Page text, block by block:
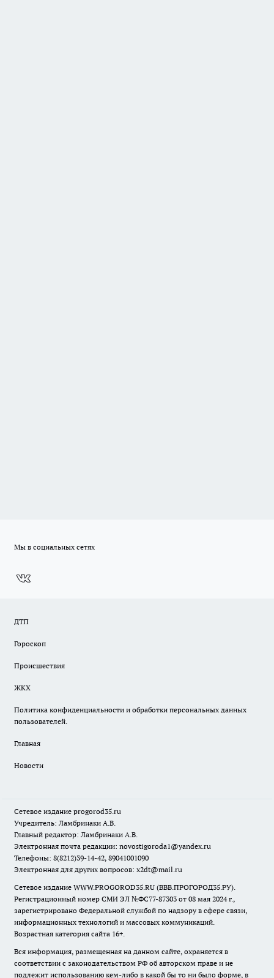
Мы в социальных сетях
ДТП
Гороскоп
Происшествия
ЖКХ
Политика конфиденциальности и обработки персональных данных
пользователей.
Главная
Новости
Сетевое издание progorod35.ru
Учредитель: Ламбринаки А.В.
Главный редактор: Ламбринаки А.В.
Электронная почта редакции: novostigoroda1@yandex.ru
Телефоны: 8(8212)39-14-42, 89041001090
Электронная для других вопросов: x2dt@mail.ru
Сетевое издание WWW.PROGOROD35.RU (ВВВ.ПРОГОРОД35.РУ).
Регистрационный номер СМИ ЭЛ №ФС77-87303 от 08 мая 2024 г.,
зарегистрировано Федеральной службой по надзору в сфере связи,
информационных технологий и массовых коммуникаций.
Возрастная категория сайта 16+.
Вся информация, размещенная на данном сайте, охраняется в
соответствии с законодательством РФ об авторском праве и не
подлежит использованию кем-либо в какой бы то ни было форме, в